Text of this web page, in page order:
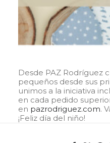
Materiales
Gracias a
Desde PAZ Rodríguez
pequeños desde sus
unimos a la iniciativa
en cada pedido
en pazrodriguez.com.
¡Feliz día del niño!